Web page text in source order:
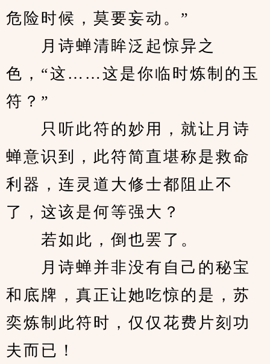
危险时候，莫要妄动。”
月诗蝉清眸泛起惊异之
色，“这……这是你临时炼制的玉
符？”
只听此符的妙用，就让月诗
蝉意识到，此符简直堪称是救命
利器，连灵道大修士都阻止不
了，这该是何等强大？
若如此，倒也罢了。
月诗蝉并非没有自己的秘宝
和底牌，真正让她吃惊的是，苏
奕炼制此符时，仅仅花费片刻功
夫而已！